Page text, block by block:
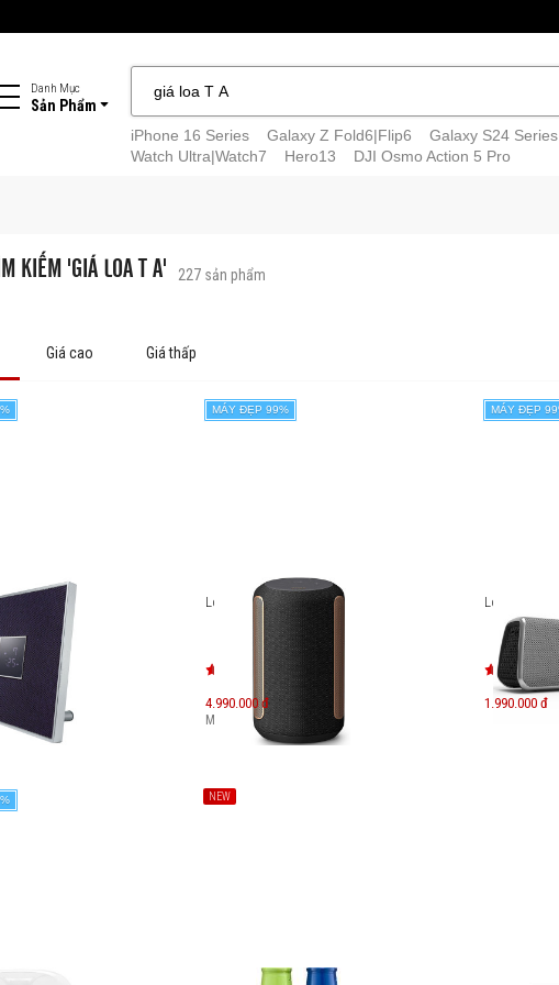
Danh Mục
Sản Phẩm
iPhone 16 Series
Galaxy Z Fold6|Flip6 Galaxy S24 Series
Watch Ultra|Watch7
Hero13 DJI Osmo Action 5 Pro
KIẾM 'GIÁ LOA T A' 227 sản phẩm
Giá cao Giá thấp
80
MÁY ĐẸP 99%
Loa Sony SRS-RA3000
4.990.000 đ
Máy mới: 7.490.000 đ
MÁY ĐẸP
Loa FuGoo
1.990.000 đ
NEW